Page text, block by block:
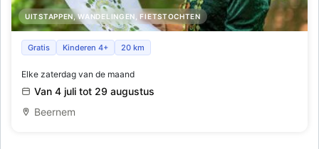
UITSTAPPEN, WANDELINGEN, FIETSTOCHTEN
Magische ontmoetingen
Gratis Kinderen 4+ 20 km
Elke zaterdag van de maand
Van 4 juli tot 29 augustus
Beernem